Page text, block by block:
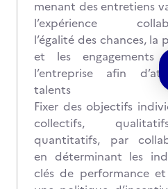
menant des entretiens
l’expérience
l’égalité des chances, la
et les engagements
l’entreprise afin
talents
Fixer des objectifs
collectifs,
quantitatifs, par
en déterminant les
clés de performance et